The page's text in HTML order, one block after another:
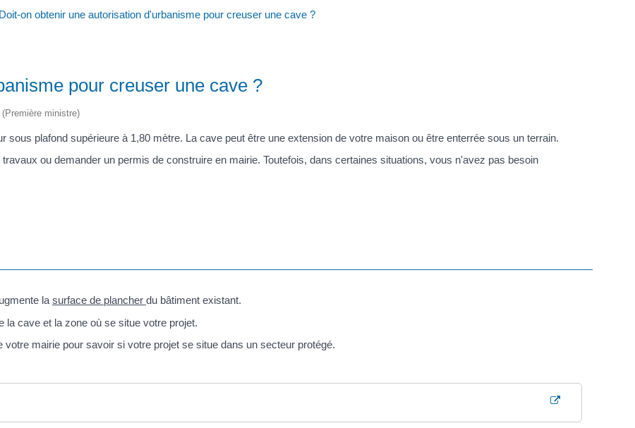
Doit-on obtenir une autorisation d'urbanisme pour creuser une cave ?
pour creuser une cave ?
ministre)
plafond supérieure à 1,80 mètre. La cave peut être une extension de votre maison ou être enterrée sous un terrain.
ou demander un permis de construire en mairie. Toutefois, dans certaines situations, vous n'avez pas besoin
lasurface de plancher du bâtiment existant.
la cave et la zone où se situe votre projet.
mairie pour savoir si votre projet se situe dans un secteur protégé.